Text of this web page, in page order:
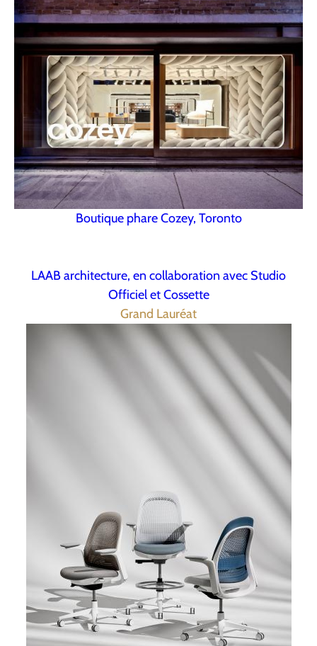
Boutique phare Cozey, Toronto
LAAB architecture, en collaboration avec Studio
Officiel et Cossette
Grand Lauréat